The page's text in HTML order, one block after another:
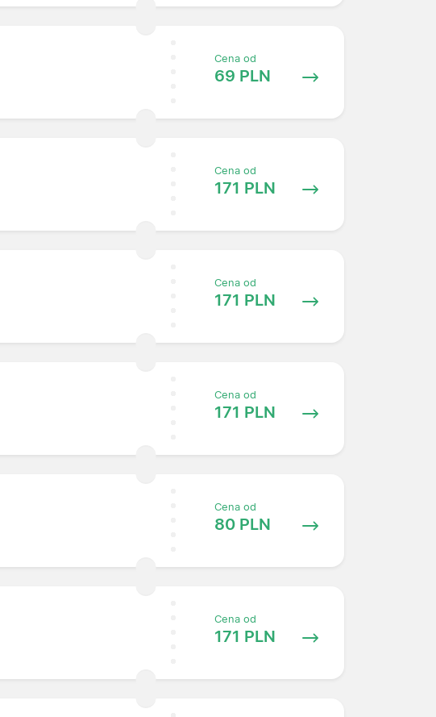
Cena od
69 PLN
Cena od
171 PLN
Cena od
171 PLN
Cena od
171 PLN
Cena od
80 PLN
Cena od
171 PLN